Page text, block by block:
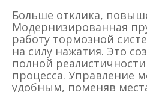
Больше отклика,
Модернизированная
работу тормозной
на силу нажатия. Это
полной
процесса. Управление
удобным, поменяв